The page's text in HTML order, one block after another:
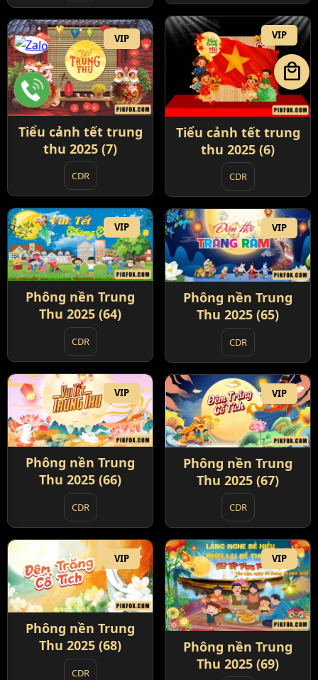
VIP
Tiểu cảnh tết trung
thu 2025 (6)
CDR
VIP
Tiểu cảnh tết trung
thu 2025 (7)
CDR
VIP
Phông nền Trung
Thu 2025 (64)
CDR
VIP
Phông nền Trung
Thu 2025 (65)
CDR
VIP
Phông nền Trung
Thu 2025 (66)
CDR
VIP
Phông nền Trung
Thu 2025 (67)
CDR
VIP
Phông nền Trung
Thu 2025 (68)
CDR
VIP
Phông nền Trung
Thu 2025 (69)
local_mall